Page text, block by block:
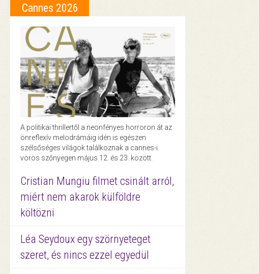
Cannes 2026
A politikai thrillertől a neonfényes horroron át az
önreflexív melodrámáig idén is egészen
szélsőséges világok találkoznak a cannes-i
vörös szőnyegen május 12. és 23. között.
Cristian Mungiu filmet csinált arról,
miért nem akarok külföldre
költözni
Léa Seydoux egy szörnyeteget
szeret, és nincs ezzel egyedül